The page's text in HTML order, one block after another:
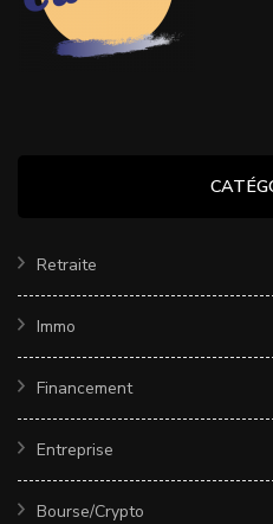
Retraite
Immo
Financement
Entreprise
Bourse/Crypto